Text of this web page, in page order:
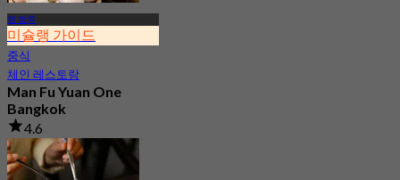
원 방콕
미슐랭 가이드
중식
체인 레스토랑
Man Fu Yuan One
Bangkok
4.6
11.7K 예약됨
에서฿ 598